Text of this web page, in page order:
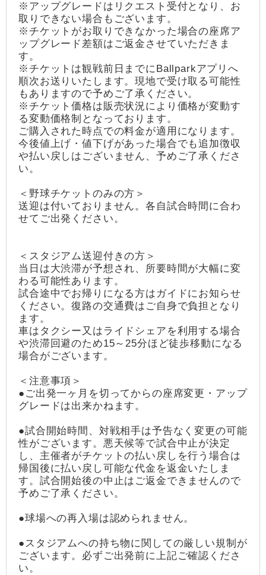
※アップグレードはリクエスト受付となり、お
取りできない場合もございます。
※チケットがお取りできなかった場合の座席ア
ップグレード差額はご返金させていただきま
す。
※チケットは観戦前日までにBallparkアプリへ
順次お送りいたします。現地で受け取る可能性
もありますので予めご了承ください。
※チケット価格は販売状況により価格が変動す
る変動価格制となっております。
ご購入された時点での料金が適用になります。
今後値上げ・値下げがあった場合でも追加徴収
や払い戻しはございません、予めご了承くださ
い。
＜野球チケットのみの方＞
送迎は付いておりません。各自試合時間に合わ
せてご出発ください。
＜スタジアム送迎付きの方＞
当日は大渋滞が予想され、所要時間が大幅に変
わる可能性あります。
試合途中でお帰りになる方はガイドにお知らせ
ください。復路の交通費はご自身で負担となり
ます。
車はタクシー又はライドシェアを利用する場合
や渋滞回避のため15～25分ほど徒歩移動になる
場合がございます。
＜注意事項＞
●ご出発一ヶ月を切ってからの座席変更・アップ
グレードは出来かねます。
●試合開始時間、対戦相手は予告なく変更の可能
性がございます。悪天候等で試合中止が決定
し、主催者がチケットの払い戻しを行う場合は
帰国後に払い戻し可能な代金を返金いたしま
す。試合開始後の中止はご返金できませんので
予めご了承ください。
●球場への再入場は認められません。
●スタジアムへの持ち物に関しての厳しい規制が
ございます。必ずご出発前に上記ご確認くださ
い。